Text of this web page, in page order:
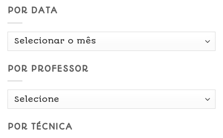
POR DATA
Por
POR PROFESSOR
POR TÉCNICA